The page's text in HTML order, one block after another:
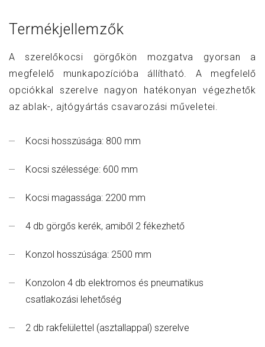
Termékjellemzők
A szerelőkocsi görgőkön mozgatva gyorsan a
megfelelő munkapozícióba állítható. A megfelelő
opciókkal szerelve nagyon hatékonyan végezhetők
az ablak-, ajtógyártás csavarozási műveletei.
Kocsi hosszúsága: 800 mm
Kocsi szélessége: 600 mm
Kocsi magassága: 2200 mm
4 db görgős kerék, amiből 2 fékezhető
Konzol hosszúsága: 2500 mm
Konzolon 4 db elektromos és pneumatikus
csatlakozási lehetőség
2 db rakfelülettel (asztallappal) szerelve